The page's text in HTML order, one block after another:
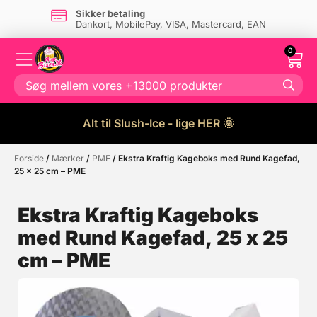
Sikker betaling
Dankort, MobilePay, VISA, Mastercard, EAN
0
Alt til Slush-Ice - lige HER 🌞
Måske kunne nogle af disse
Forside / Mærker / PME / Ekstra Kraftig Kageboks med Rund Kagefad,
25 x 25 cm – PME
Ekstra Kraftig Kageboks
med Rund Kagefad, 25 x 25
cm – PME